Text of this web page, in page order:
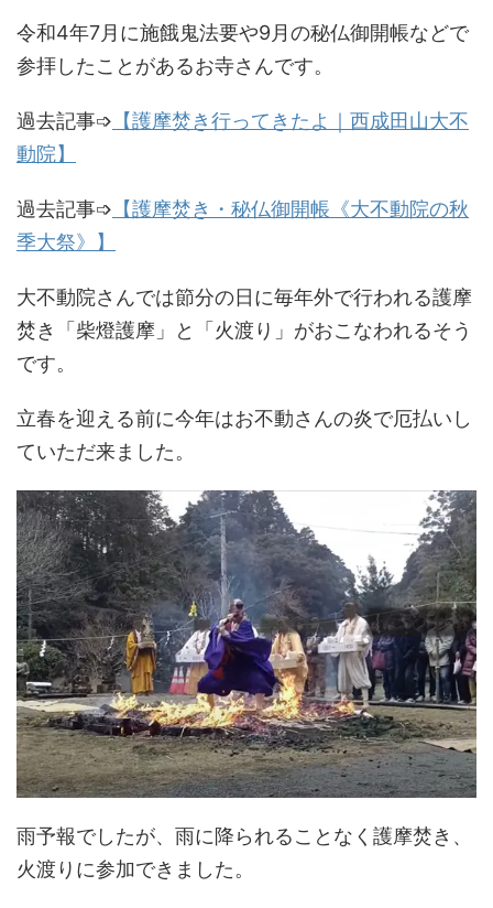
令和4年7月に施餓鬼法要や9月の秘仏御開帳などで
参拝したことがあるお寺さんです。
過去記事➩ 【護摩焚き行ってきたよ｜西成田山大不
動院】
過去記事➩ 【護摩焚き・秘仏御開帳《大不動院の秋
季大祭》】
大不動院さんでは節分の日に毎年外で行われる護摩
焚き「柴燈護摩」と「火渡り」がおこなわれるそう
です。
立春を迎える前に今年はお不動さんの炎で厄払いし
ていただ来ました。
雨予報でしたが、雨に降られることなく護摩焚き、
火渡りに参加できました。